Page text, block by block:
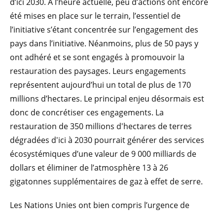
été mises en place sur le terrain, l’essentiel de
l’initiative s’étant concentrée sur l’engagement des
pays dans l’initiative. Néanmoins, plus de 50 pays y
ont adhéré et se sont engagés à promouvoir la
restauration des paysages. Leurs engagements
représentent aujourd’hui un total de plus de 170
millions d’hectares. Le principal enjeu désormais est
donc de concrétiser ces engagements. La
restauration de 350 millions d'hectares de terres
dégradées d'ici à 2030 pourrait générer des services
écosystémiques d’une valeur de 9 000 milliards de
dollars et éliminer de l’atmosphère 13 à 26
gigatonnes supplémentaires de gaz à effet de serre.
Les Nations Unies ont bien compris l’urgence de